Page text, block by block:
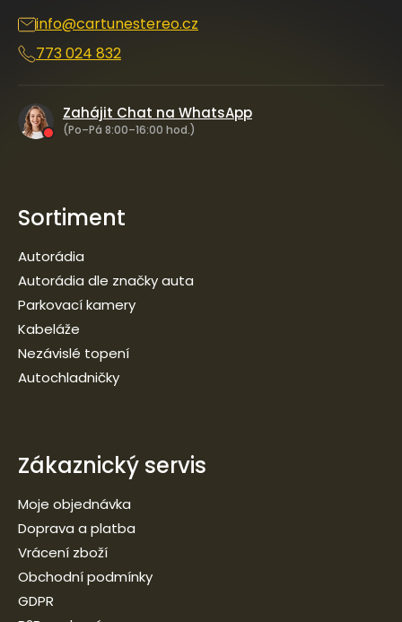
info@cartunestereo.cz
773 024 832
Zahájit Chat na WhatsApp
(Po–Pá 8:00–16:00 hod.)
Sortiment
Autorádia
Autorádia dle značky auta
Parkovací kamery
Kabeláže
Nezávislé topení
Autochladničky
Zákaznický servis
Moje objednávka
Doprava a platba
Vrácení zboží
Obchodní podmínky
GDPR